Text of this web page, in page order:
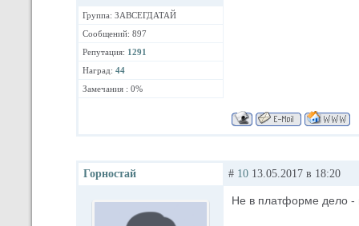
Группа: ЗАВСЕГДАТАЙ
Сообщений: 897
Репутация: 1291
Наград: 44
Замечания : 0%
Горностай # 10 13.05.2017 в 18:20
Не в платформе дело -